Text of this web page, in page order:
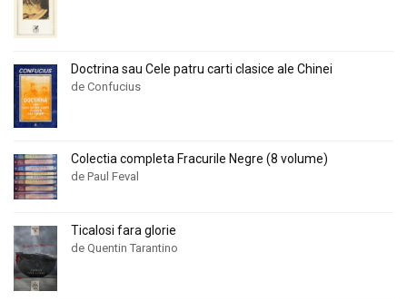
Doctrina sau Cele patru carti clasice ale Chinei
de Confucius
Colectia completa Fracurile Negre (8 volume)
de Paul Feval
Ticalosi fara glorie
de Quentin Tarantino